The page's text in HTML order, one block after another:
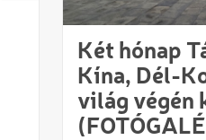
Két hónap
Kína, Dél-
világ végén